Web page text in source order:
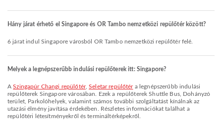
Hány járat érhető el Singapore és OR Tambo nemzetközi repülőtér között?
6 járat indul Singapore városból OR Tambo nemzetközi repülőtér felé.
Melyek a legnépszerűbb indulási repülőterek itt: Singapore?
ASzingapúr Changi repülőtér,Seletar repülőtéra legnépszerűbb indulási
repülőterek Singapore városában. Ezek a repülőterek Shuttle Bus, Dohányzó
terület, Parkolóhelyek, valamint számos további szolgáltatást kínálnak az
utazási élmény javítása érdekében. Részletes információkat találhat a
repülőtéri létesítményekről és termináltérképekről.